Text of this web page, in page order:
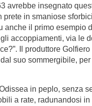
avrebbe insegnato
prete in smaniose
anche il primo esempio
accoppiamenti, via le
Il produttore
suo sommergibile,
in peplo, senza
a rate, radunandosi